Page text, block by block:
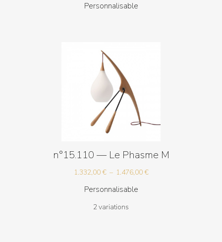
Personnalisable
n°15.110 — Le Phasme M
1.332,00€ – 1.476,00€Plage
Personnalisable
2 variations